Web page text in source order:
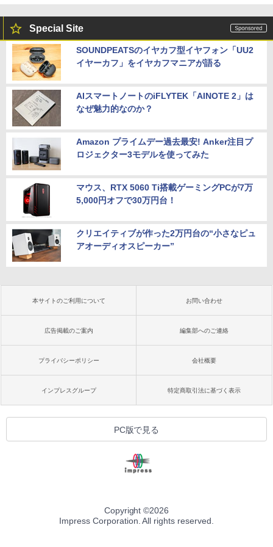
Special Site
SOUNDPEATSのイヤカフ型イヤフォン「UU2
イヤーカフ」をイヤカフマニアが語る
AIスマートノートのiFLYTEK「AINOTE 2」は
なぜ魅力的なのか？
Amazon プライムデー過去最安! Anker注目プ
ロジェクター3モデルを使ってみた
マウス、RTX 5060 Ti搭載ゲーミングPCが7万
5,000円オフで30万円台！
クリエイティブが作った2万円台の“小さなピュ
アオーディオスピーカー”
本サイトのご利用について お問い合わせ
広告掲載のご案内 編集部へのご連絡
プライバシーポリシー 会社概要
インプレスグループ 特定商取引法に基づく表示
PC版で見る
Copyright ©2026
Impress Corporation. All rights reserved.